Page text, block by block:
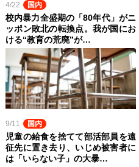
4/22 国内
校内暴力全盛期の「80年代」がニ
ッポン敗北の転換点。我が国にお
ける“教育の荒廃”が…
9/11 国内
児童の給食を捨てて部活部員を遠
征先に置き去り、いじめ被害者に
は「いらない子」の大暴…